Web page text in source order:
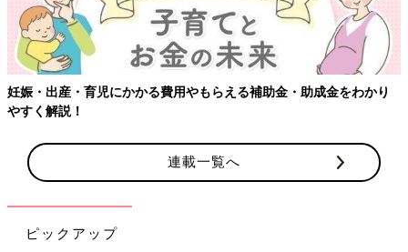
妊娠・出産・育児にかかる費用やもらえる補助金・助成金をわかり
やすく解説！
連載一覧へ
ピックアップ